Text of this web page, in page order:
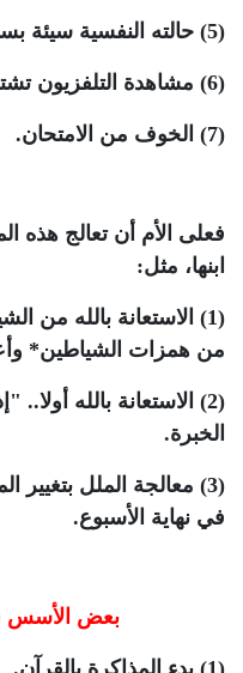
(5) حالته النفسية سيئة بسبب مشاكل.
(6) مشاهدة التلفزيون تشتت ذهنه.
(7) الخوف من الامتحان.
فعلى الأم أن تعالج هذه
ابنها، مثل:
(1) الاستعانة بالله من الشيطان الرجيم
من همزات الشياطين*
(2) الاستعانة بالله أولا..
الخبرة.
(3) معالجة الملل بتغيير
في نهاية الأسبوع.
بعض الأسس